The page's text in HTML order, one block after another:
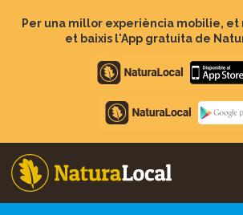
Per una millor experiència mobilie,
et baixis l'App gratuita de
Apple
store
Google
Play